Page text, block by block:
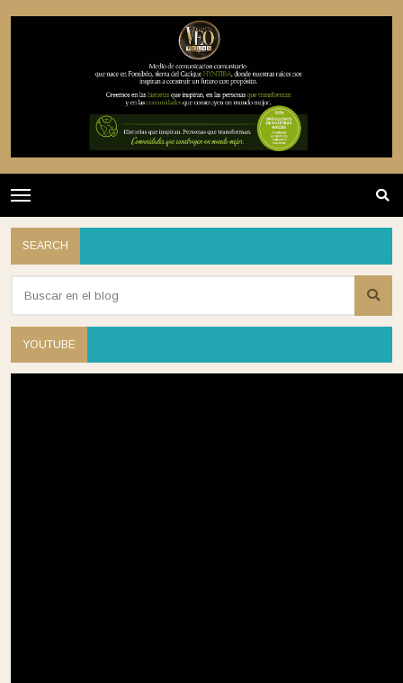
SEARCH
YOUTUBE